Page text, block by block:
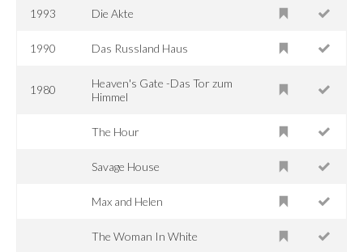
1993 Die Akte
1990 Das Russland Haus
1980
Heaven's Gate -Das Tor zum
Himmel
The Hour
Savage House
Max and Helen
The Woman In White